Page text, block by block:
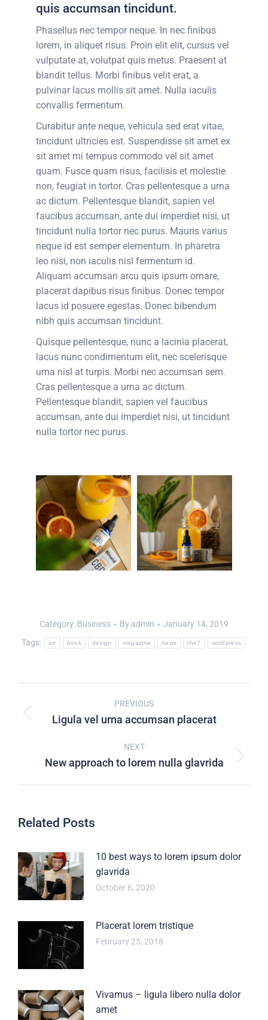
quis accumsan tincidunt.
Phasellus nec tempor neque. In nec finibus
lorem, in aliquet risus. Proin elit elit, cursus vel
vulputate at, volutpat quis metus. Praesent at
blandit tellus. Morbi finibus velit erat, a
pulvinar lacus mollis sit amet. Nulla iaculis
convallis fermentum.
Curabitur ante neque, vehicula sed erat vitae,
tincidunt ultricies est. Suspendisse sit amet ex
sit amet mi tempus commodo vel sit amet
quam. Fusce quam risus, facilisis et molestie
non, feugiat in tortor. Cras pellentesque a urna
ac dictum. Pellentesque blandit, sapien vel
faucibus accumsan, ante dui imperdiet nisi, ut
tincidunt nulla tortor nec purus. Mauris varius
neque id est semper elementum. In pharetra
leo nisi, non iaculis nisl fermentum id.
Aliquam accumsan arcu quis ipsum ornare,
placerat dapibus risus finibus. Donec tempor
lacus id posuere egestas. Donec bibendum
nibh quis accumsan tincidunt.
Quisque pellentesque, nunc a lacinia placerat,
lacus nunc condimentum elit, nec scelerisque
urna nisl at turpis. Morbi nec accumsan sem.
Cras pellentesque a urna ac dictum.
Pellentesque blandit, sapien vel faucibus
accumsan, ante dui imperdiet nisi, ut tincidunt
nulla tortor nec purus.
Category: Business By admin
January 14, 2019
Tags:
art book design magazine news the7 wordpress
PREVIOUS
Ligula vel urna accumsan placerat
NEXT
New approach to lorem nulla glavrida
Related Posts
10 best ways to lorem ipsum dolor
glavrida
October 6, 2020
Placerat lorem tristique
February 25, 2018
Vivamus – ligula libero nulla dolor
amet